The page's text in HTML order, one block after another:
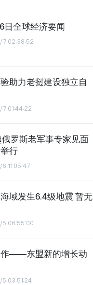
日全球经济要闻
02:38:52
助力老挝建设独立自
01:44:22
罗斯老军事专家见面
行
11:05:47
域发生6.4级地震 暂无
06:55:00
作——东盟新的增长动
03:51:24